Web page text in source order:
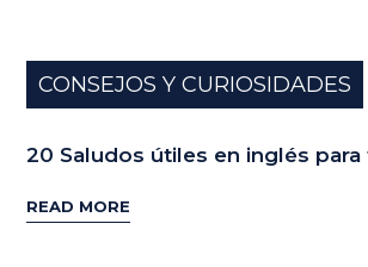
CONSEJOS Y CURIOSIDADES
20 Saludos útiles en inglés para
READ MORE